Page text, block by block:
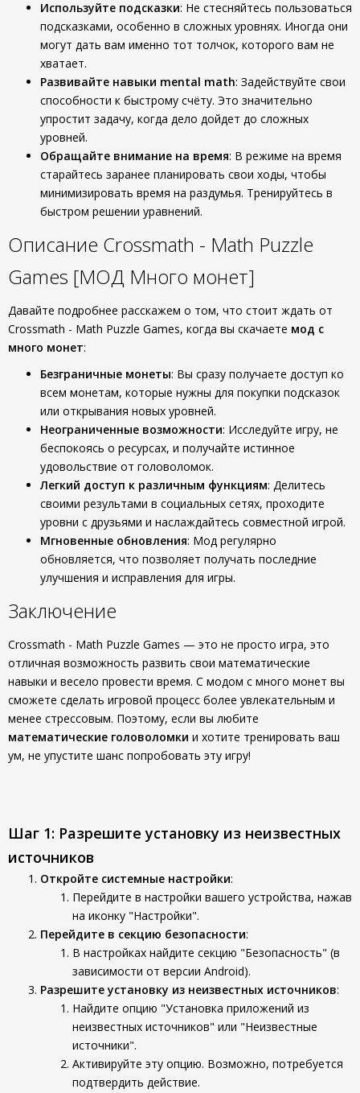
Используйте подсказки: Не стесняйтесь пользоваться
подсказками, особенно в сложных уровнях. Иногда они
могут дать вам именно тот толчок, которого вам не
хватает.
Развивайте навыки mental math: Задействуйте свои
способности к быстрому счёту. Это значительно
упростит задачу, когда дело дойдет до сложных
уровней.
Обращайте внимание на время: В режиме на время
старайтесь заранее планировать свои ходы, чтобы
минимизировать время на раздумья. Тренируйтесь в
быстром решении уравнений.
Описание Crossmath - Math Puzzle
Games [МОД Много монет]
Давайте подробнее расскажем о том, что стоит ждать от
Crossmath - Math Puzzle Games, когда вы скачаете мод с
много монет:
Безграничные монеты: Вы сразу получаете доступ ко
всем монетам, которые нужны для покупки подсказок
или открывания новых уровней.
Неограниченные возможности: Исследуйте игру, не
беспокоясь о ресурсах, и получайте истинное
удовольствие от головоломок.
Легкий доступ к различным функциям: Делитесь
своими результами в социальных сетях, проходите
уровни с друзьями и наслаждайтесь совместной игрой.
Мгновенные обновления: Мод регулярно
обновляется, что позволяет получать последние
улучшения и исправления для игры.
Заключение
Crossmath - Math Puzzle Games — это не просто игра, это
отличная возможность развить свои математические
навыки и весело провести время. С модом с много монет вы
сможете сделать игровой процесс более увлекательным и
менее стрессовым. Поэтому, если вы любите
математические головоломки и хотите тренировать ваш
ум, не упустите шанс попробовать эту игру!
Шаг 1: Разрешите установку из неизвестных
источников
Откройте системные настройки:
Перейдите в настройки вашего устройства, нажав
на иконку "Настройки".
Перейдите в секцию безопасности:
В настройках найдите секцию "Безопасность" (в
зависимости от версии Android).
Разрешите установку из неизвестных источников:
Найдите опцию "Установка приложений из
неизвестных источников" или "Неизвестные
источники".
Активируйте эту опцию. Возможно, потребуется
подтвердить действие.